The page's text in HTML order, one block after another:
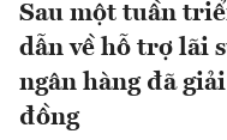
Sau một tuần
dẫn về hỗ trợ lãi
ngân hàng đã
đồng